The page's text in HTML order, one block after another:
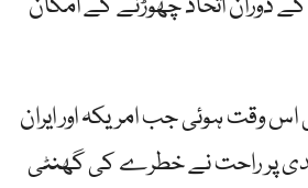
وقت ہوئی جب امریکہ اور ایران
پر راحت نے خطرے کی گھنٹی